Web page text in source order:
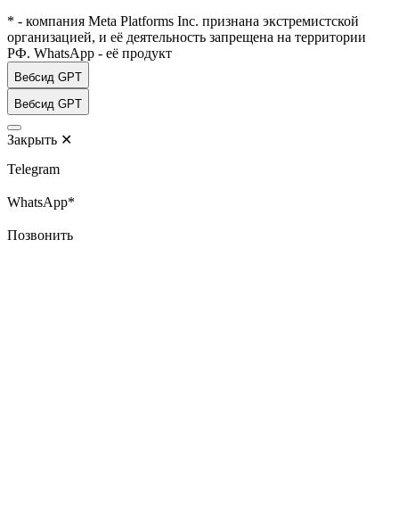
* - компания Meta Platforms Inc. признана экстремистской
организацией, и её деятельность запрещена на территории
РФ. WhatsApp - её продукт
Вебсид GPT
Вебсид GPT
Закрыть ✕
Telegram
WhatsApp*
Позвонить